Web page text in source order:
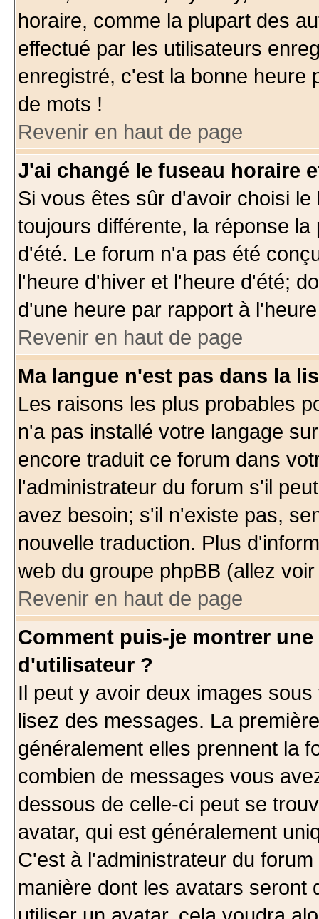
horaire, comme la plupart des
effectué par les utilisateurs
enregistré, c'est la bonne heure
de mots !
Revenir en haut de page
J'ai changé le fuseau horaire
Si vous êtes sûr d'avoir choisi
toujours différente, la réponse
d'été. Le forum n'a pas été
l'heure d'hiver et l'heure d'été;
d'une heure par rapport à
Revenir en haut de page
Ma langue n'est pas dans la
Les raisons les plus probables
n'a pas installé votre langage
encore traduit ce forum dans
l'administrateur du forum s'il
avez besoin; s'il n'existe pas,
nouvelle traduction. Plus
web du groupe phpBB (allez
Revenir en haut de page
Comment puis-je montrer
d'utilisateur ?
Il peut y avoir deux images
lisez des messages. La
généralement elles prennent la
combien de messages vous
dessous de celle-ci peut se
avatar, qui est généralement
C'est à l'administrateur du
manière dont les avatars seront